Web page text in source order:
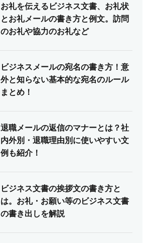
お礼を伝えるビジネス文書、お礼状
とお礼メールの書き方と例文。訪問
のお礼や協力のお礼など
ビジネスメールの宛名の書き方！意
外と知らない基本的な宛名のルール
まとめ！
退職メールの返信のマナーとは？社
内外別・退職理由別に使いやすい文
例も紹介！
ビジネス文書の挨拶文の書き方と
は。お礼・お願い等のビジネス文書
の書き出しを解説